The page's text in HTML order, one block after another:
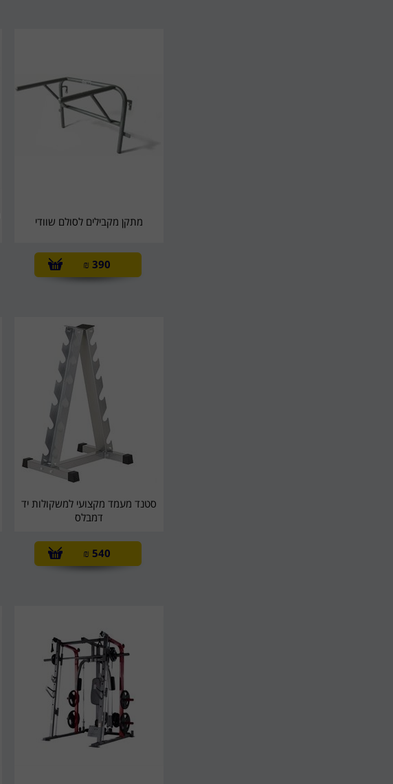
מתקן מקבילים לסולם שוודי
390
₪
סטנד מעמד מקצועי למשקולות יד
דמבלס
540
₪